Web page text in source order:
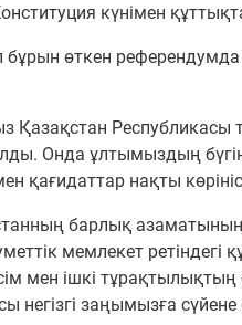
күнімен
өткен
Республикасы
Онда ұлтымыздың
қағидаттар нақты
барлық азаматының
мемлекет
мен ішкі
негізгі заңымызға